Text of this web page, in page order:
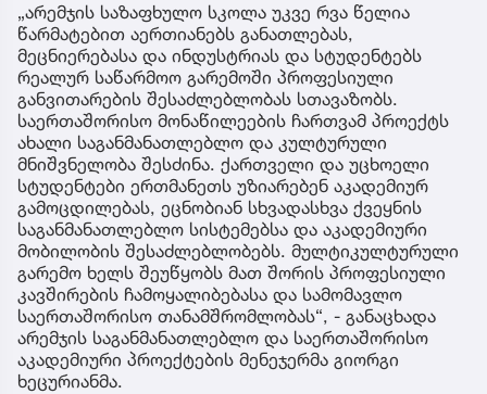
„არემჯის საზაფხულო სკოლა უკვე რვა წელია
წარმატებით აერთიანებს განათლებას,
მეცნიერებასა და ინდუსტრიას და სტუდენტებს
რეალურ საწარმოო გარემოში პროფესიული
განვითარების შესაძლებლობას სთავაზობს.
საერთაშორისო მონაწილეების ჩართვამ პროექტს
ახალი საგანმანათლებლო და კულტურული
მნიშვნელობა შესძინა. ქართველი და უცხოელი
სტუდენტები ერთმანეთს უზიარებენ აკადემიურ
გამოცდილებას, ეცნობიან სხვადასხვა ქვეყნის
საგანმანათლებლო სისტემებსა და აკადემიური
მობილობის შესაძლებლობებს. მულტიკულტურული
გარემო ხელს შეუწყობს მათ შორის პროფესიული
კავშირების ჩამოყალიბებასა და სამომავლო
საერთაშორისო თანამშრომლობას“, - განაცხადა
არემჯის საგანმანათლებლო და საერთაშორისო
აკადემიური პროექტების მენეჯერმა გიორგი
ხეცურიანმა.